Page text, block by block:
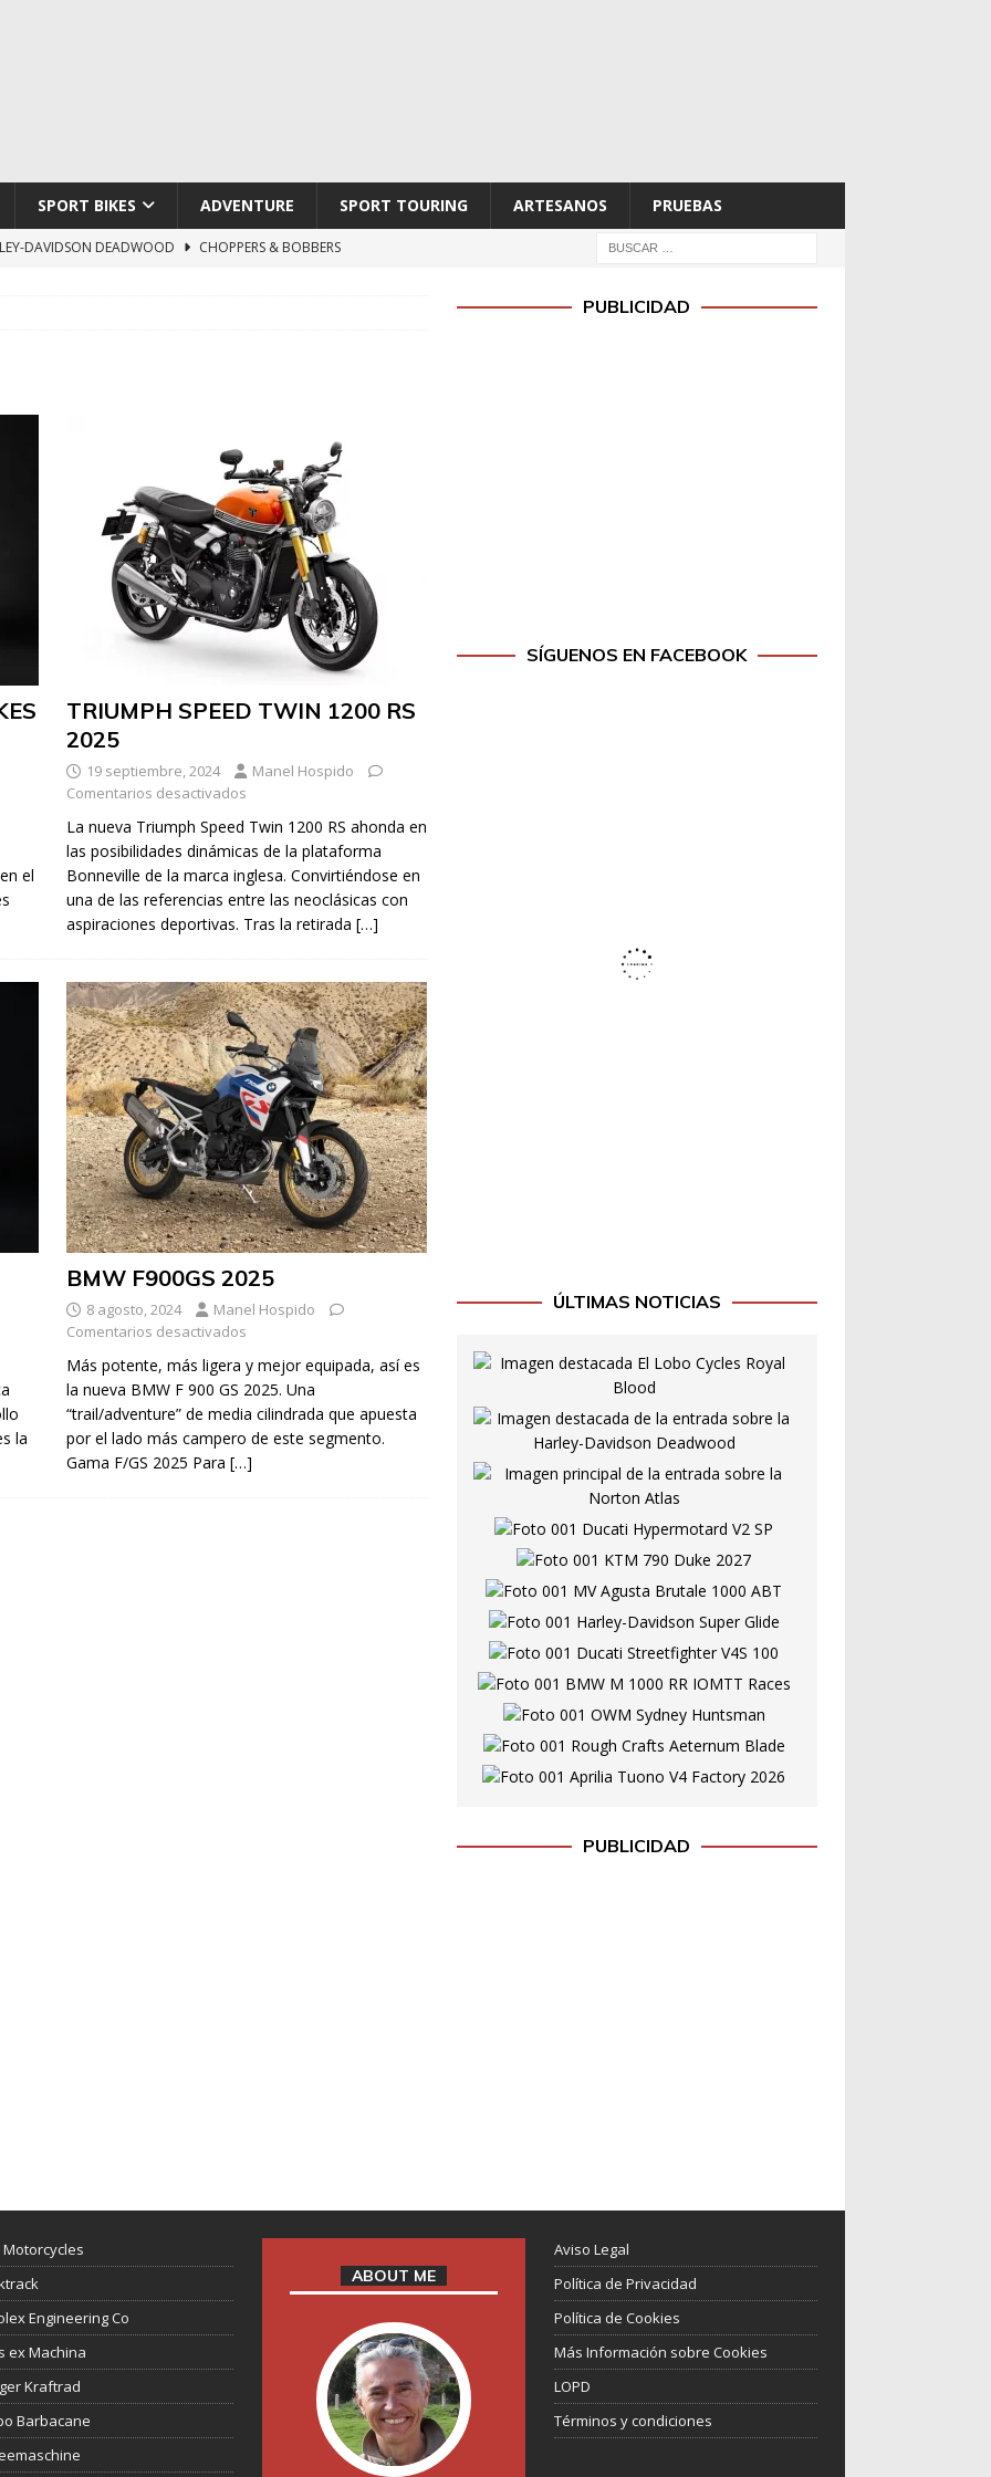
SPORT BIKES ADVENTURE SPORT TOURING ARTESANOS PRUEBAS
DAVIDSON DEADWOOD
CHOPPERS & BOBBERS
el
TRIUMPH SPEED TWIN 1200 RS
2025
19 septiembre, 2024
Manel Hospido
Comentarios desactivados
La nueva Triumph Speed Twin 1200 RS ahonda en
las posibilidades dinámicas de la plataforma
Bonneville de la marca inglesa. Convirtiéndose en
una de las referencias entre las neoclásicas con
aspiraciones deportivas. Tras la retirada […]
la
BMW F900GS 2025
8 agosto, 2024
Manel Hospido
Comentarios desactivados
Más potente, más ligera y mejor equipada, así es
la nueva BMW F 900 GS 2025. Una
“trail/adventure” de media cilindrada que apuesta
por el lado más campero de este segmento.
Gama F/GS 2025 Para […]
PUBLICIDAD
SÍGUENOS EN FACEBOOK
ÚLTIMAS NOTICIAS
PUBLICIDAD
Motorcycles
Engineering Co
ex Machina
Kraftrad
Barbacane
ABOUT ME
Aviso Legal
Política de Privacidad
Política de Cookies
Más Información sobre Cookies
LOPD
Términos y condiciones